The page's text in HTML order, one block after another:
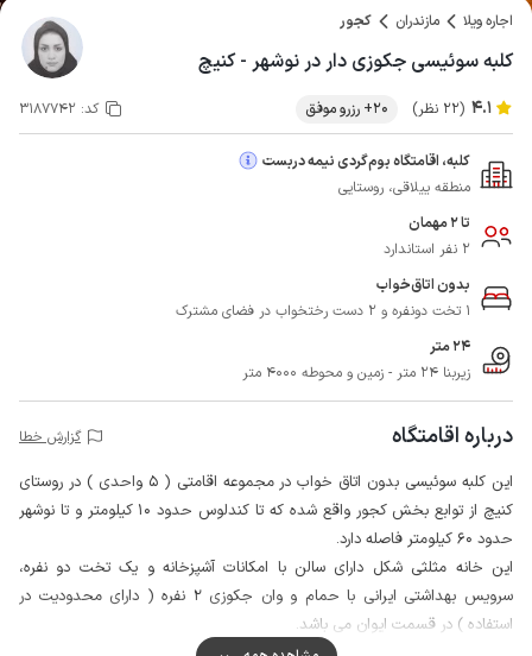
اجاره ویلا مازندران کجور
کلبه سوئیسی جکوزی دار در نوشهر - کنیچ
4.1 (22 نظر) 20+ رزرو موفق کد: 3187742
کلبه، اقامتگاه بوم‌گردی نیمه دربست
منطقه ییلاقی، روستایی
تا 2 مهمان
2 نفر استاندارد
بدون اتاق‌خواب
1 تخت دونفره و 2 دست رختخواب در فضای مشترک
24 متر
زیربنا 24 متر - زمین و محوطه 4000 متر
درباره اقامتگاه گزارش خطا
این کلبه سوئیسی بدون اتاق خواب در مجموعه اقامتی ( 5 واحدی ) در روستای
کنیچ از توابع بخش کجور واقع شده که تا کندلوس حدود 10 کیلومتر و تا نوشهر
حدود 60 کیلومتر فاصله دارد.
این خانه مثلثی شکل دارای سالن با امکانات آشپزخانه و یک تخت دو نفره،
سرویس بهداشتی ایرانی با حمام و وان جکوزی 2 نفره ( دارای محدودیت در
استفاده ) در قسمت ایوان می باشد.